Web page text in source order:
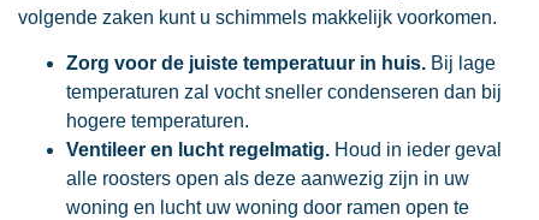
volgende zaken kunt u schimmels makkelijk voorkomen.
Zorg voor de juiste temperatuur in huis. Bij lage
temperaturen zal vocht sneller condenseren dan bij
hogere temperaturen.
Ventileer en lucht regelmatig. Houd in ieder geval
alle roosters open als deze aanwezig zijn in uw
woning en lucht uw woning door ramen open te